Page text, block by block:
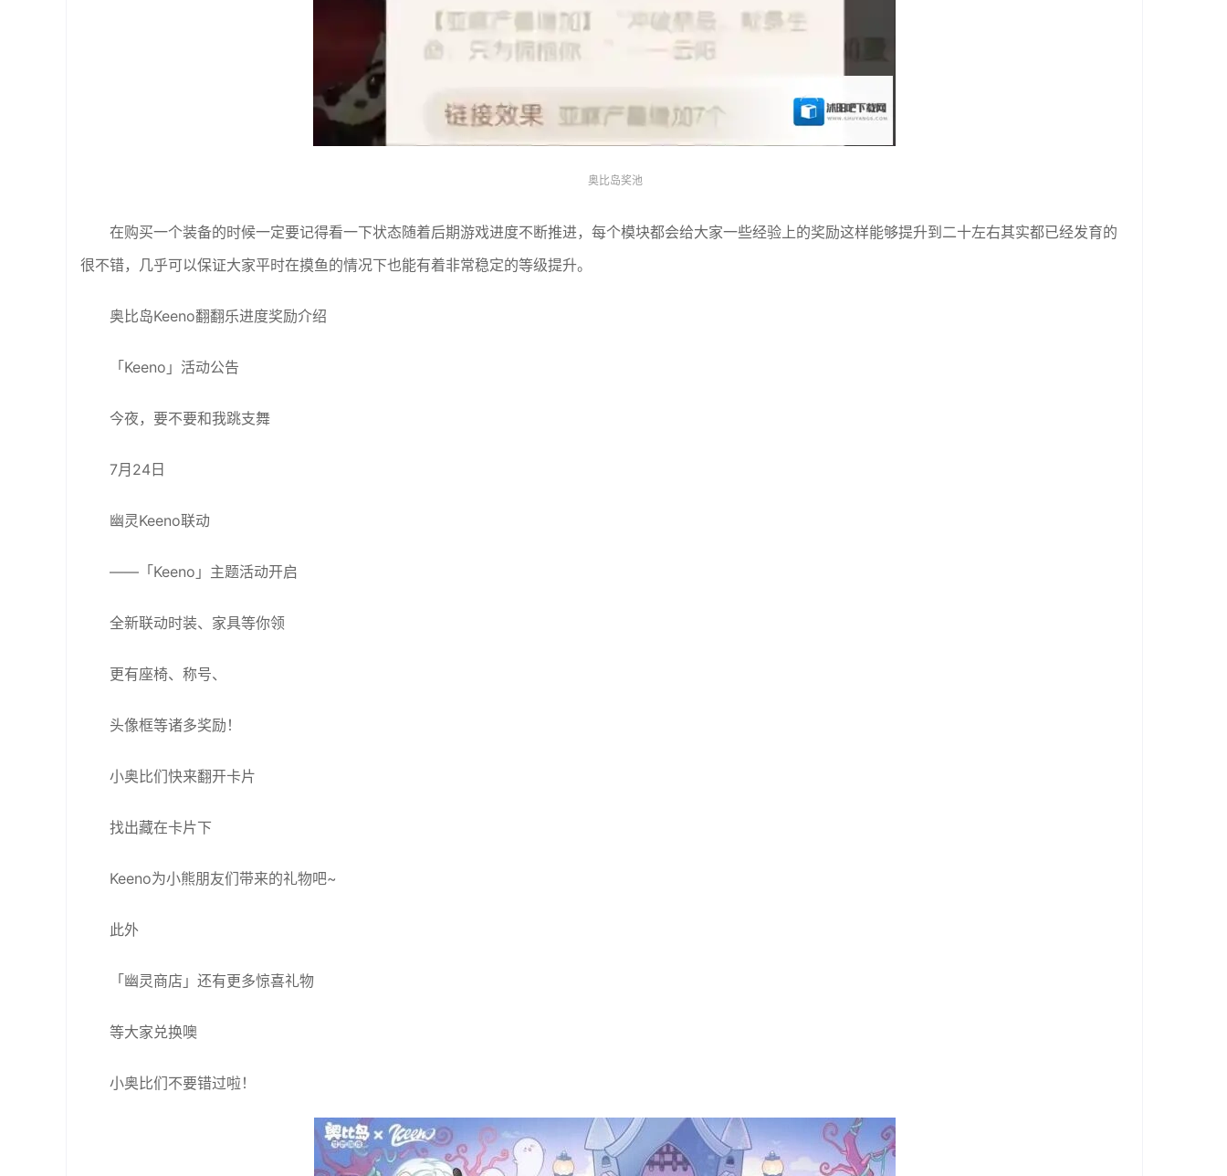
奥比岛奖池
在购买一个装备的时候一定要记得看一下状态随着后期游戏进度不断推进，每个模块都会给大家一些经验上的奖励这样能够提升到二十左右其实都已经发育的
很不错，几乎可以保证大家平时在摸鱼的情况下也能有着非常稳定的等级提升。
奥比岛Keeno翻翻乐进度奖励介绍
「Keeno」活动公告
今夜，要不要和我跳支舞
7月24日
幽灵Keeno联动
——「Keeno」主题活动开启
全新联动时装、家具等你领
更有座椅、称号、
头像框等诸多奖励！
小奥比们快来翻开卡片
找出藏在卡片下
Keeno为小熊朋友们带来的礼物吧~
此外
「幽灵商店」还有更多惊喜礼物
等大家兑换噢
小奥比们不要错过啦！